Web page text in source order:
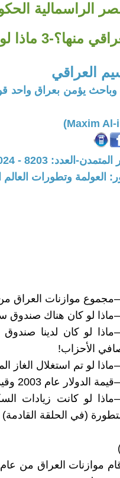
الراسمالية
3 ماذا لو اداروا الاقتصاد كما تفعل دول العالم!!؟
العراقي
يؤمن بعراق واحد
العدد: 8203 - 2024 / 12 / 26 - 17:25
العولمة وتطورات العالم
لو كان لدينا
الأحزاب!
لو كانت زيادات
(في الحلقة القادمة)